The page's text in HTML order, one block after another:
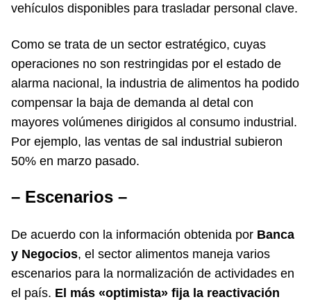
vehículos disponibles para trasladar personal clave.
Como se trata de un sector estratégico, cuyas
operaciones no son restringidas por el estado de
alarma nacional, la industria de alimentos ha podido
compensar la baja de demanda al detal con
mayores volúmenes dirigidos al consumo industrial.
Por ejemplo, las ventas de sal industrial subieron
50% en marzo pasado.
– Escenarios –
De acuerdo con la información obtenida por Banca
y Negocios, el sector alimentos maneja varios
escenarios para la normalización de actividades en
el país. El más «optimista» fija la reactivación